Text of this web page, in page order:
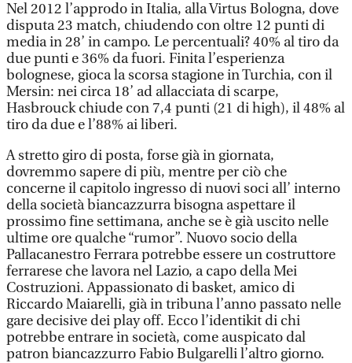
Nel 2012 l’approdo in Italia, alla Virtus Bologna, dove
disputa 23 match, chiudendo con oltre 12 punti di
media in 28’ in campo. Le percentuali? 40% al tiro da
due punti e 36% da fuori. Finita l’esperienza
bolognese, gioca la scorsa stagione in Turchia, con il
Mersin: nei circa 18’ ad allacciata di scarpe,
Hasbrouck chiude con 7,4 punti (21 di high), il 48% al
tiro da due e l’88% ai liberi.
A stretto giro di posta, forse già in giornata,
dovremmo sapere di più, mentre per ciò che
concerne il capitolo ingresso di nuovi soci all’ interno
della società biancazzurra bisogna aspettare il
prossimo fine settimana, anche se è già uscito nelle
ultime ore qualche “rumor”. Nuovo socio della
Pallacanestro Ferrara potrebbe essere un costruttore
ferrarese che lavora nel Lazio, a capo della Mei
Costruzioni. Appassionato di basket, amico di
Riccardo Maiarelli, già in tribuna l’anno passato nelle
gare decisive dei play off. Ecco l’identikit di chi
potrebbe entrare in società, come auspicato dal
patron biancazzurro Fabio Bulgarelli l’altro giorno.